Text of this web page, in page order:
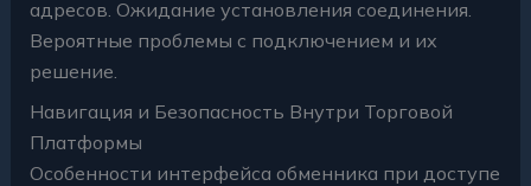
адресов. Ожидание установления соединения.
Вероятные проблемы с подключением и их
решение.
Навигация и Безопасность Внутри Торговой
Платформы
Особенности интерфейса обменника при доступе